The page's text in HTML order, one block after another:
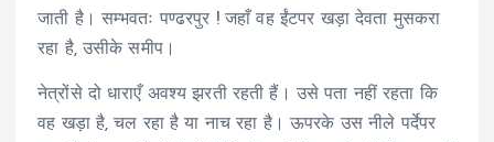
जाती है। सम्भवतः पण्ढरपुर ! जहाँ वह ईंटपर खड़ा देवता मुसकरा
रहा है, उसीके समीप।
नेत्रोंसे दो धाराएँ अवश्य झरती रहती हैं। उसे पता नहीं रहता कि
वह खड़ा है, चल रहा है या नाच रहा है। ऊपरके उस नीले पर्देपर